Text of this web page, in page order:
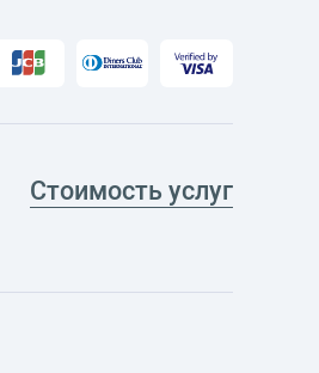
Стоимость услуг